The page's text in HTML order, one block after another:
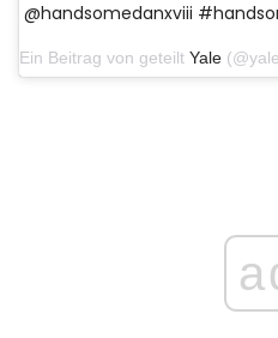
@handsomedanxviii
Ein Beitrag von geteilt Yale